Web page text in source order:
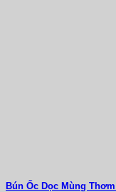
Bún Ốc Dọc Mùng